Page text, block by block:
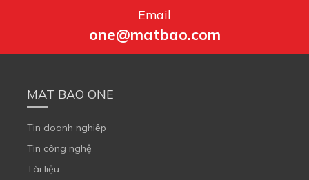
Email
one@matbao.com
MAT BAO ONE
Tin doanh nghiệp
Tin công nghệ
Tài liệu